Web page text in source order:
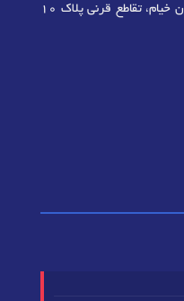
خیابان ولیعصر بالاتر از فرشته، خیابان خیام، تقاطع قرنی پلاک 10